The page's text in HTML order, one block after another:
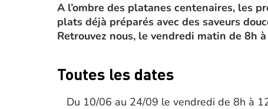
A l’ombre des platanes centenaires, les
plats déjà préparés avec des saveurs
Retrouvez nous, le vendredi matin de 8h
Toutes les dates
Du 10/06 au 24/09 le vendredi de 8h à